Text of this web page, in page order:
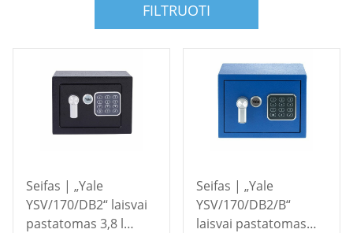
FILTRUOTI
Seifas | „Yale
YSV/170/DB2“ laisvai
pastatomas 3,8 l
Seifas | „Yale
YSV/170/DB2/B“
laisvai pastatomas